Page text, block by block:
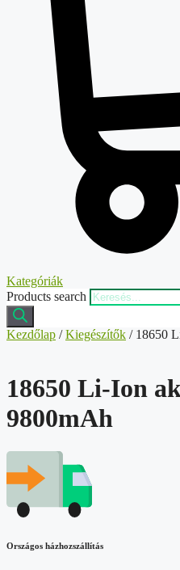
Kategóriák
Products search
Kezdőlap /Kiegészítők / 18650
18650 Li-Ion
9800mAh
Országos házhozszállítás